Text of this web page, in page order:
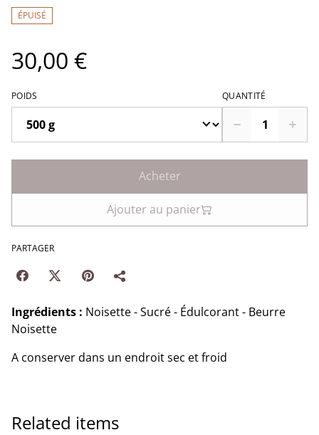
ÉPUISÉ
30,00 €
POIDS QUANTITÉ
Acheter
Ajouter au panier
PARTAGER
Ingrédients : Noisette - Sucré - Édulcorant - Beurre
Noisette
A conserver dans un endroit sec et froid
Related items